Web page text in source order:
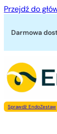
Przejdź do
Darmowa
Sprawdź EndoZestaw